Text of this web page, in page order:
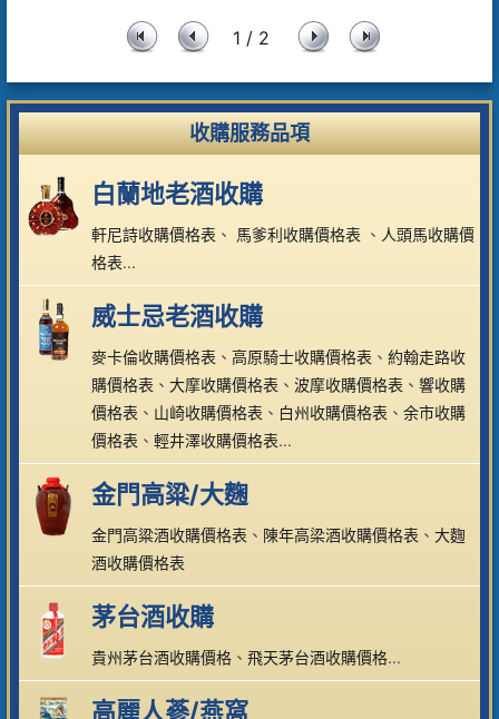
1 / 2
收購服務品項
白蘭地老酒收購
軒尼詩收購價格表 、 馬爹利收購價格表 、 人頭馬收購價
格表...
威士忌老酒收購
麥卡倫收購價格表 、 高原騎士收購價格表 、 約翰走路收
購價格表 、 大摩收購價格表 、 波摩收購價格表 、 響收購
價格表 、 山崎收購價格表 、 白州收購價格表 、 余市收購
價格表 、 輕井澤收購價格表...
金門高粱/大麴
金門高粱酒收購價格表 、 陳年高梁酒收購價格表 、 大麴
酒收購價格表
茅台酒收購
貴州茅台酒收購價格 、 飛天茅台酒收購價格...
高麗人蔘/燕窩